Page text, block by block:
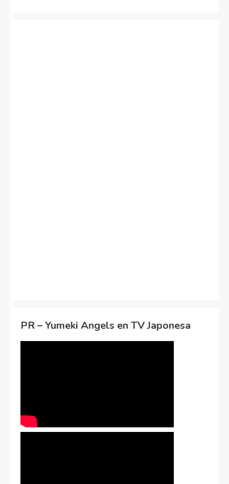
PR – Yumeki Angels en TV Japonesa